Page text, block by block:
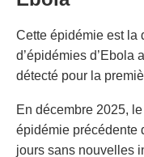
Cette épidémie est la
d’épidémies d’Ebola
détecté pour la
En décembre 2025,
épidémie précédente
jours sans nouvelles